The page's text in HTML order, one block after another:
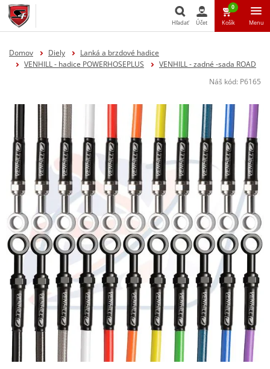
Hľadať Účet
0
Košík Menu
Domov Diely
Lanká a brzdové hadice
VENHILL - hadice POWERHOSEPLUS
VENHILL - zadné -sada ROAD
Náš kód: P6165